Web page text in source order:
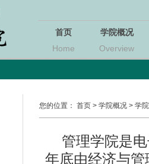
首页
Home
学院概况
Overview
您的位置： 首页 > 学院概况 > 学
管理学院是
年底由经济与